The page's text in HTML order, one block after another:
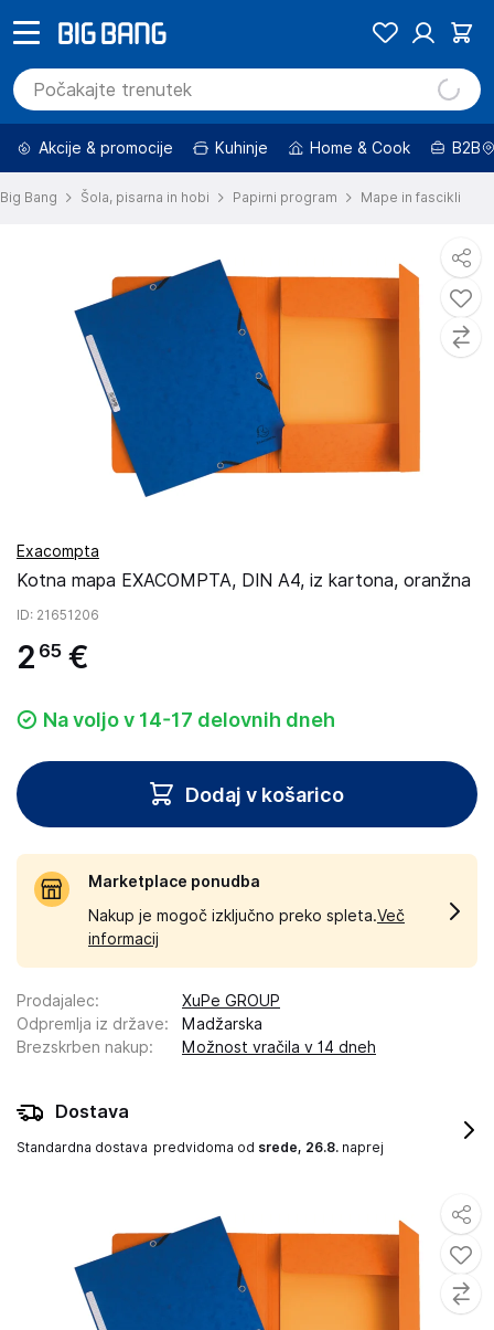
Akcije & promocije Kuhinje Home & Cook B2B
Big Bang Šola, pisarna in hobi Papirni program Mape in fascikli
Exacompta
Kotna mapa EXACOMPTA, DIN A4, iz kartona, oranžna
ID: 21651206
2 65 €
Na voljo v 14-17 delovnih dneh
Dodaj v košarico
Marketplace ponudba
Nakup je mogoč izključno preko spleta.Več
informacij
Prodajalec:
XuPe GROUP
Odpremlja iz države:
Madžarska
Brezskrben nakup: Možnost vračila v 14 dneh
Dostava
Standardna dostava predvidoma od srede, 26.8. naprej